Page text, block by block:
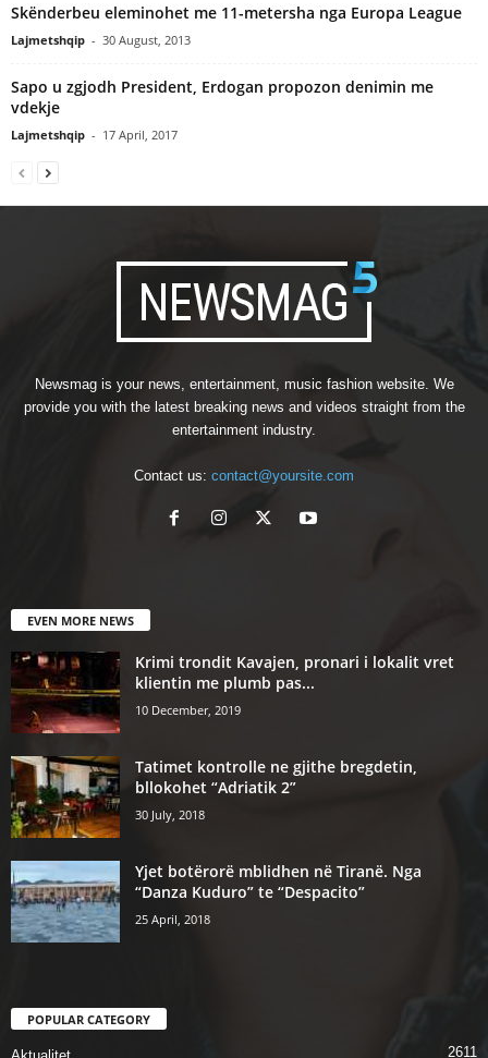
Skënderbeu eleminohet me 11-metersha nga Europa League
Lajmetshqip - 30 August, 2013
Sapo u zgjodh President, Erdogan propozon denimin me
vdekje
Lajmetshqip - 17 April, 2017
Newsmag is your news, entertainment, music fashion website. We
provide you with the latest breaking news and videos straight from the
entertainment industry.
Contact us: contact@yoursite.com
EVEN MORE NEWS
Krimi trondit Kavajen, pronari i lokalit vret
klientin me plumb pas...
10 December, 2019
Tatimet kontrolle ne gjithe bregdetin,
bllokohet “Adriatik 2”
30 July, 2018
Yjet botërorë mblidhen në Tiranë. Nga
“Danza Kuduro” te “Despacito”
25 April, 2018
POPULAR CATEGORY
2611